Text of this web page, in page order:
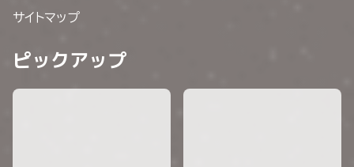
サイトマップ
ピックアップ